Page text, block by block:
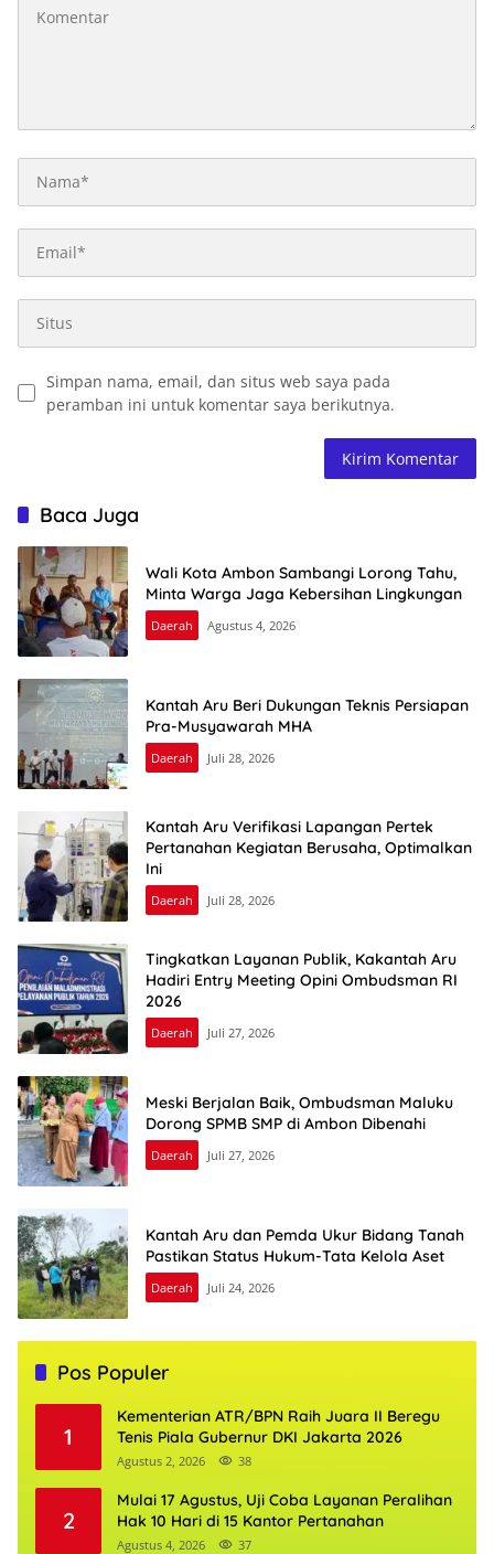
Simpan nama, email, dan situs web saya pada
peramban ini untuk komentar saya berikutnya.
Baca Juga
Wali Kota Ambon Sambangi Lorong Tahu,
Minta Warga Jaga Kebersihan Lingkungan
Daerah Agustus 4, 2026
Kantah Aru Beri Dukungan Teknis Persiapan
Pra-Musyawarah MHA
Daerah Juli 28, 2026
Kantah Aru Verifikasi Lapangan Pertek
Pertanahan Kegiatan Berusaha, Optimalkan
Ini
Daerah Juli 28, 2026
Tingkatkan Layanan Publik, Kakantah Aru
Hadiri Entry Meeting Opini Ombudsman RI
2026
Daerah Juli 27, 2026
Meski Berjalan Baik, Ombudsman Maluku
Dorong SPMB SMP di Ambon Dibenahi
Daerah Juli 27, 2026
Kantah Aru dan Pemda Ukur Bidang Tanah
Pastikan Status Hukum-Tata Kelola Aset
Daerah Juli 24, 2026
Pos Populer
1
Kementerian ATR/BPN Raih Juara II Beregu
Tenis Piala Gubernur DKI Jakarta 2026
Agustus 2, 2026 38
2
Mulai 17 Agustus, Uji Coba Layanan Peralihan
Hak 10 Hari di 15 Kantor Pertanahan
Agustus 4, 2026 37